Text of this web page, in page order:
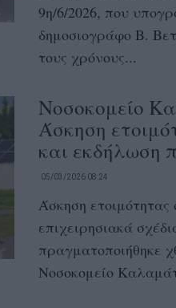
9η/6/2026, που
δημοσιογράφο Β.
τους χρόνους...
Νοσοκομείο
Άσκηση
και εκδήλωση
05/03/2026 08:24
Άσκηση
επιχειρησιακά
πραγματοποιήθηκε
Νοσοκομείο